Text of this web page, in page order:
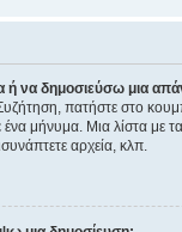
να δημοσιεύσω μια
πατήστε στο
μήνυμα. Μια λίστα με
αρχεία, κλπ.